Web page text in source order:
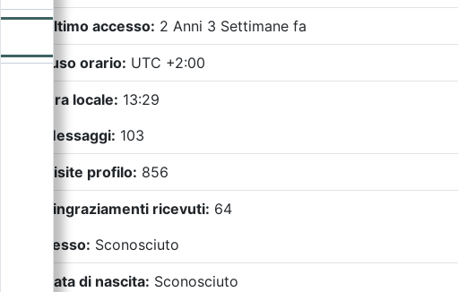
Ultimo accesso: 2 Anni 3 Settimane fa
Fuso orario: UTC +2:00
Ora locale: 13:29
Messaggi: 103
Visite profilo: 856
Ringraziamenti ricevuti: 64
Sesso: Sconosciuto
Data di nascita: Sconosciuto